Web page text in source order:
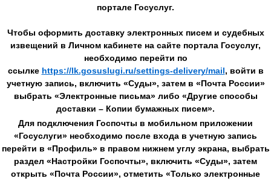
портале Госуслуг.
Чтобы оформить доставку электронных писем и судебных
извещений в Личном кабинете на сайте портала Госуслуг,
необходимо перейти по
ссылке https://lk.gosuslugi.ru/settings-delivery/mail, войти в
учетную запись, включить «Суды», затем в «Почта России»
выбрать «Электронные письма» либо «Другие способы
доставки – Копии бумажных писем».
Для подключения Госпочты в мобильном приложении
«Госуслуги» необходимо после входа в учетную запись
перейти в «Профиль» в правом нижнем углу экрана, выбрать
раздел «Настройки Госпочты», включить «Суды», затем
открыть «Почта России», отметить «Только электронные